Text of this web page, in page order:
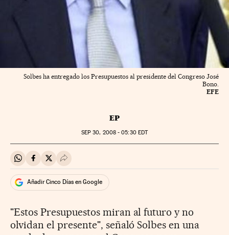
Solbes ha entregado los Presupuestos al presidente del Congreso José
Bono.
EFE
EP
SEP 30, 2008 - 05:30EDT
Compartir en Whatsapp
Compartir en Facebook
Compartir en Twitter
Desplegar Redes Sociales
Añadir Cinco Días en Google
"Estos Presupuestos miran al futuro y no
olvidan el presente", señaló Solbes en una